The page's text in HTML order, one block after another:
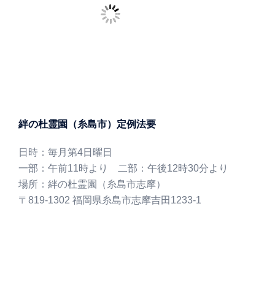
絆の杜霊園（糸島市）定例法要
日時：毎月第4日曜日
一部：午前11時より 二部：午後12時30分より
場所：絆の杜霊園（糸島市志摩）
〒819-1302 福岡県糸島市志摩吉田1233-1